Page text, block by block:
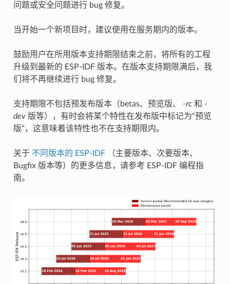
问题或安全问题进行 bug 修复。
当开始一个新项目时，建议使用在服务期内的版本。
鼓励用户在所用版本支持期限结束之前，将所有的工程
升级到最新的 ESP-IDF 版本。在版本支持期限满后，我
们将不再继续进行 bug 修复。
支持期限不包括预发布版本（betas、预览版、 -rc和 -
dev版等），有时会将某个特性在发布版中标记为“预览
版”，这意味着该特性也不在支持期限内。
关于 不同版本的 ESP-IDF（主要版本、次要版本、
Bugfix 版本等）的更多信息，请参考 ESP-IDF 编程指
南。